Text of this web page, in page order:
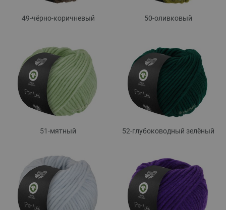
49-чёрно-коричневый 50-оливковый
51-мятный 52-глубоководный зелёный